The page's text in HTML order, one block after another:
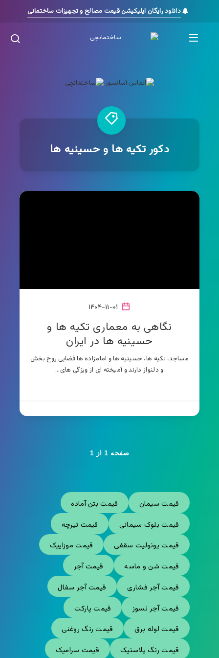
دانلود رایگان اپلیکیشن قیمت مصالح و تجهیزات ساختمانی
دکور تکیه ها و حسینیه ها
نگاهی به معماری تکیه ها و
حسینیه ها در ایران
مساجد، تکیه ها، حسینیه ها و امامزاده ها فضایی روح بخش
و دلنواز دارند و آمیخته ای از ویژگی های…
صفحه 1 از 1
قیمت سیمان
قیمت بتن آماده
قیمت بلوک سیمانی
قیمت تیرچه
قیمت یونولیت سقفی
قیمت موزاییک
قیمت شن و ماسه
قیمت آجر
قیمت آجر فشاری
قیمت آجر سفال
قیمت آجر نسوز
قیمت پارکت
قیمت لوله برق
قیمت رنگ روغنی
قیمت رنگ پلاستیک
قیمت سرامیک